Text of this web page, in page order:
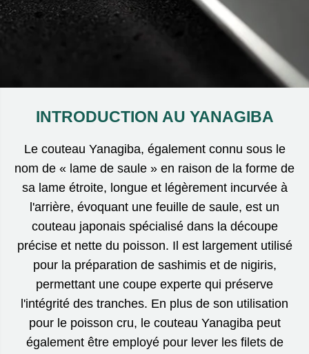
INTRODUCTION AU YANAGIBA
Le couteau Yanagiba, également connu sous le
nom de « lame de saule » en raison de la forme de
sa lame étroite, longue et légèrement incurvée à
l'arrière, évoquant une feuille de saule, est un
couteau japonais spécialisé dans la découpe
précise et nette du poisson. Il est largement utilisé
pour la préparation de sashimis et de nigiris,
permettant une coupe experte qui préserve
l'intégrité des tranches. En plus de son utilisation
pour le poisson cru, le couteau Yanagiba peut
également être employé pour lever les filets de